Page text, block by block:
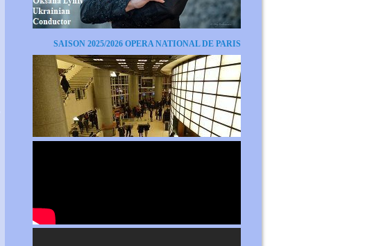
SAISON 2025/2026 OPERA NATIONAL DE PARIS